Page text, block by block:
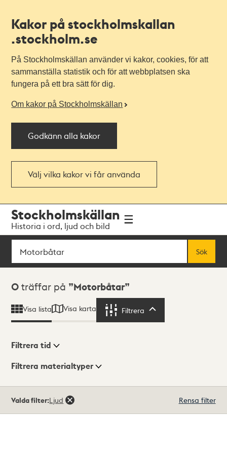
Kakor på stockholmskallan
.stockholm.se
På Stockholmskällan använder vi kakor, cookies, för att
sammanställa statistik och för att webbplatsen ska
fungera på ett bra sätt för dig.
Om kakor på Stockholmskällan
Godkänn alla kakor
Välj vilka kakor vi får använda
navigationen
huvudinnehållet
Stockholmskällan
Historia i ord, ljud och bild
Sök
Sök
Sökresultat
0 träffar på Motorbåtar
Visa lista Visa karta Filtrera
Visningsläge
Filtrera tid
Filtrera materialtyper
träffar
Valda filter:Ljud Rensa filter